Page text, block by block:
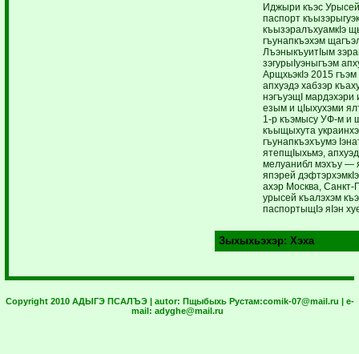
Иджыри къэс
паспорт
къызэралъхуамкIэ
гъунап­къэхэм
ЛъэныкъуитIым
зэгурыIуэныгъэм
АрщхьэкIэ 2015
апхуэдэ хабзэр
нэгъуэщI
езым и цIыхухэми
1-р къэмысу УФ-м и
къыщыхута
гъунапкъэхъумэ
ятепщIыхьмэ,
мелуанибл мэхъу —
япэрей
ахэр Москва, Санкт-
урысей къалэхэм
паспортыщIэ яIэн
Зыхыхьэхэр:Хэха
Copyright 2010 АДЫГЭ ПСАЛЪЭ | autor: Пщыбыхь Рустам:comik-07@mail.ru | e-
mail: adyghe@mail.ru